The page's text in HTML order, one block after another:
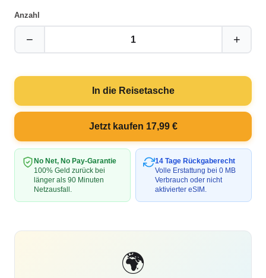
Anzahl
− 1 +
In die Reisetasche
Jetzt kaufen 17,99 €
No Net, No Pay-Garantie
100% Geld zurück bei
länger als 90 Minuten
Netzausfall.
14 Tage Rückgaberecht
Volle Erstattung bei 0 MB
Verbrauch oder nicht
aktivierter eSIM.
🌍